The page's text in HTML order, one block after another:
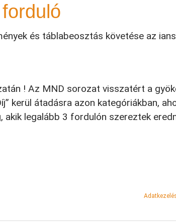
és táblabeosztás követése az
! Az MND sorozat visszatért a
kerül átadásra azon kategóriákban,
legalább 3 fordulón szereztek